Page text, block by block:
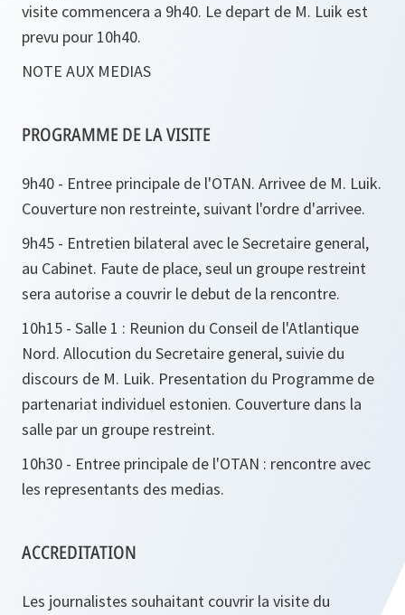
visite commencera a 9h40. Le depart de M. Luik est
prevu pour 10h40.
NOTE AUX MEDIAS
PROGRAMME DE LA VISITE
9h40 - Entree principale de l'OTAN. Arrivee de M. Luik.
Couverture non restreinte, suivant l'ordre d'arrivee.
9h45 - Entretien bilateral avec le Secretaire general,
au Cabinet. Faute de place, seul un groupe restreint
sera autorise a couvrir le debut de la rencontre.
10h15 - Salle 1 : Reunion du Conseil de l'Atlantique
Nord. Allocution du Secretaire general, suivie du
discours de M. Luik. Presentation du Programme de
partenariat individuel estonien. Couverture dans la
salle par un groupe restreint.
10h30 - Entree principale de l'OTAN : rencontre avec
les representants des medias.
ACCREDITATION
Les journalistes souhaitant couvrir la visite du